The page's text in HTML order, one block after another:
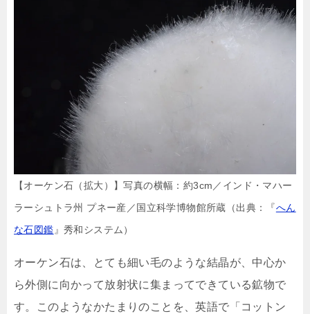
【オーケン石（拡大）】写真の横幅：約3cm／インド・マハー
ラーシュトラ州 プネー産／国立科学博物館所蔵（出典：『へん
な石図鑑 』秀和システム）
オーケン石は、とても細い毛のような結晶が、中心か
ら外側に向かって放射状に集まってできている鉱物で
す。このようなかたまりのことを、英語で「コットン